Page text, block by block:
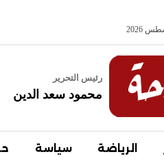
رئيس التحرير
محمود سعد الدين
الرياضة سياسة